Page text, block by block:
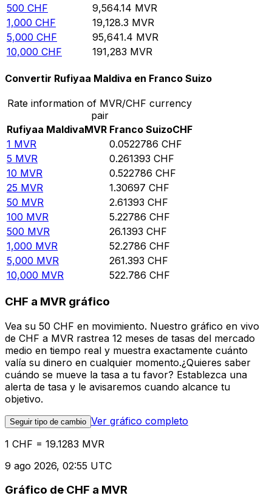
500 CHF 9,564.14 MVR
1,000 CHF 19,128.3 MVR
5,000 CHF 95,641.4 MVR
10,000 CHF 191,283 MVR
Convertir Rufiyaa Maldiva en Franco Suizo
Rate information of MVR/CHF currency
pair
Rufiyaa MaldivaMVR Franco SuizoCHF
1 MVR 0.0522786 CHF
5 MVR 0.261393 CHF
10 MVR 0.522786 CHF
25 MVR 1.30697 CHF
50 MVR 2.61393 CHF
100 MVR 5.22786 CHF
500 MVR 26.1393 CHF
1,000 MVR 52.2786 CHF
5,000 MVR 261.393 CHF
10,000 MVR 522.786 CHF
CHF a MVR gráfico
Vea su 50 CHF en movimiento. Nuestro gráfico en vivo
de CHF a MVR rastrea 12 meses de tasas del mercado
medio en tiempo real y muestra exactamente cuánto
valía su dinero en cualquier momento.¿Quieres saber
cuándo se mueve la tasa a tu favor? Establezca una
alerta de tasa y le avisaremos cuando alcance tu
objetivo.
Seguir tipo de cambio Ver gráfico completo
1 CHF = 19.1283 MVR
9 ago 2026, 02:55 UTC
Gráfico de CHF a MVR